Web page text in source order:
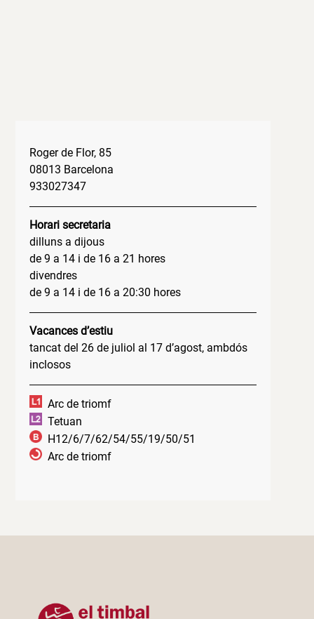
Roger de Flor, 85
08013 Barcelona
933027347
Horari secretaria
dilluns a dijous
de 9 a 14 i de 16 a 21 hores
divendres
de 9 a 14 i de 16 a 20:30 hores
Vacances d’estiu
tancat del 26 de juliol al 17 d’agost, ambdós
inclosos
Arc de triomf
Tetuan
H12/6/7/62/54/55/19/50/51
Arc de triomf